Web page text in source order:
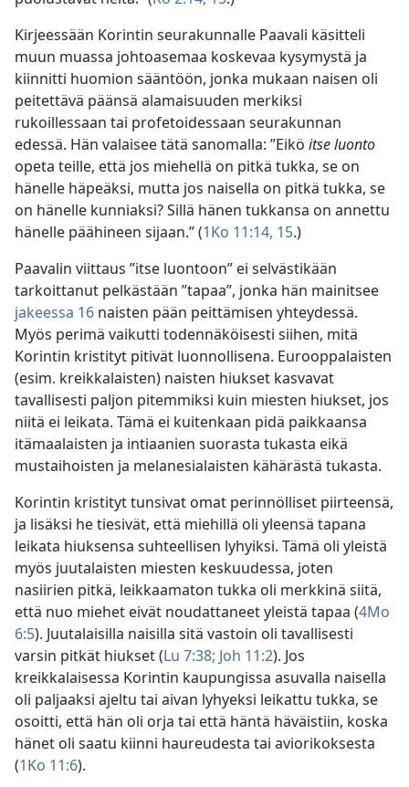
Kirjeessään Korintin seurakunnalle Paavali käsitteli
muun muassa johtoasemaa koskevaa kysymystä ja
kiinnitti huomion sääntöön, jonka mukaan naisen oli
peitettävä päänsä alamaisuuden merkiksi
rukoillessaan tai profetoidessaan seurakunnan
edessä. Hän valaisee tätä sanomalla: ”Eikö itse luonto
opeta teille, että jos miehellä on pitkä tukka, se on
hänelle häpeäksi, mutta jos naisella on pitkä tukka, se
on hänelle kunniaksi? Sillä hänen tukkansa on annettu
hänelle päähineen sijaan.” (1Ko 11:14, 15.)
Paavalin viittaus ”itse luontoon” ei selvästikään
tarkoittanut pelkästään ”tapaa”, jonka hän mainitsee
jakeessa 16 naisten pään peittämisen yhteydessä.
Myös perimä vaikutti todennäköisesti siihen, mitä
Korintin kristityt pitivät luonnollisena. Eurooppalaisten
(esim. kreikkalaisten) naisten hiukset kasvavat
tavallisesti paljon pitemmiksi kuin miesten hiukset, jos
niitä ei leikata. Tämä ei kuitenkaan pidä paikkaansa
itämaalaisten ja intiaanien suorasta tukasta eikä
mustaihoisten ja melanesialaisten kähärästä tukasta.
Korintin kristityt tunsivat omat perinnölliset piirteensä,
ja lisäksi he tiesivät, että miehillä oli yleensä tapana
leikata hiuksensa suhteellisen lyhyiksi. Tämä oli yleistä
myös juutalaisten miesten keskuudessa, joten
nasiirien pitkä, leikkaamaton tukka oli merkkinä siitä,
että nuo miehet eivät noudattaneet yleistä tapaa (4Mo
6:5). Juutalaisilla naisilla sitä vastoin oli tavallisesti
varsin pitkät hiukset (Lu 7:38; Joh 11:2). Jos
kreikkalaisessa Korintin kaupungissa asuvalla naisella
oli paljaaksi ajeltu tai aivan lyhyeksi leikattu tukka, se
osoitti, että hän oli orja tai että häntä häväistiin, koska
hänet oli saatu kiinni haureudesta tai aviorikoksesta
(1Ko 11:6).